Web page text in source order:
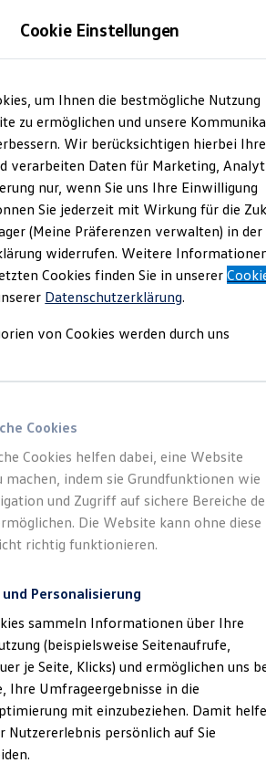
Fahrzeuge
Marktplatz
und Gebrauchtwagen
Zertifizierte Gebrauchtwagen
Serviceangebote
Angebote
Leasing
Gebrauchtwagen-Leasing
Leasing
Leasing
ohne Anzahlung
Class bei Volkswagen
Gewinn
Coesfeld
133 Bewertungen
Inhalte auf dieser Seite ist die Knubel GmbH
Coesfeld ( Impressum & Rechtliches)
91 / 91a, 48653 Coesfeld
Cookie Einstellungen
um Ihnen die bestmögliche Nutzung
zu ermöglichen und unsere
Wir berücksichtigen hierbei Ihre
verarbeiten Daten für Marketing,
nur, wenn Sie uns Ihre Einwilligung
Sie jederzeit mit Wirkung für die
(Meine Präferenzen verwalten) in der
widerrufen. Weitere
Cookies finden Sie in unserer
Datenschutzerklärung.
von Cookies werden durch uns
Cookies
Cookies helfen dabei, eine Website
machen, indem sie Grundfunktionen wie
und Zugriff auf sichere Bereiche
Die Website kann ohne diese
richtig funktionieren.
Personalisierung
sammeln Informationen über Ihre
(beispielsweise Seitenaufrufe,
je Seite, Klicks) und ermöglichen uns
Ihre Umfrageergebnisse in die
mit einzubeziehen. Damit
Nutzererlebnis persönlich auf Sie